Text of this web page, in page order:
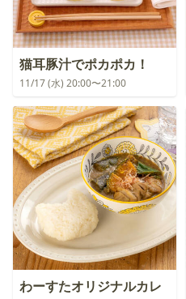
猫耳豚汁でポカポカ！
11/17 (水) 20:00〜21:00
わーすたオリジナルカレ